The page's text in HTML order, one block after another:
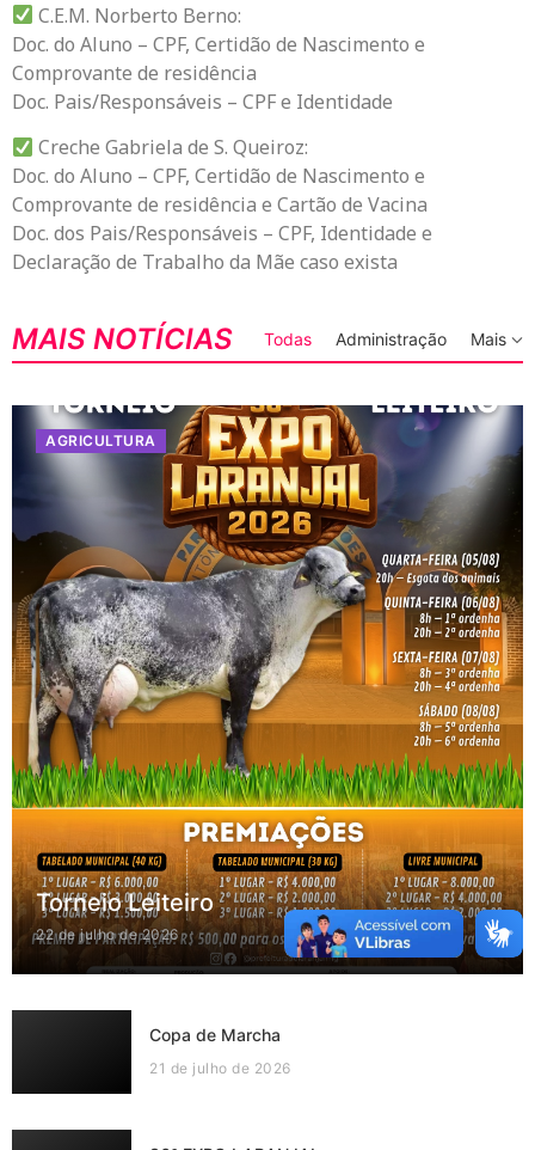
C.E.M. Norberto Berno:
Doc. do Aluno – CPF, Certidão de Nascimento e
Comprovante de residência
Doc. Pais/Responsáveis – CPF e Identidade
Creche Gabriela de S. Queiroz:
Doc. do Aluno – CPF, Certidão de Nascimento e
Comprovante de residência e Cartão de Vacina
Doc. dos Pais/Responsáveis – CPF, Identidade e
Declaração de Trabalho da Mãe caso exista
MAIS NOTÍCIAS Todas Administração Mais
AGRICULTURA
Torneio Leiteiro
22 de julho de 2026
Copa de Marcha
21 de julho de 2026